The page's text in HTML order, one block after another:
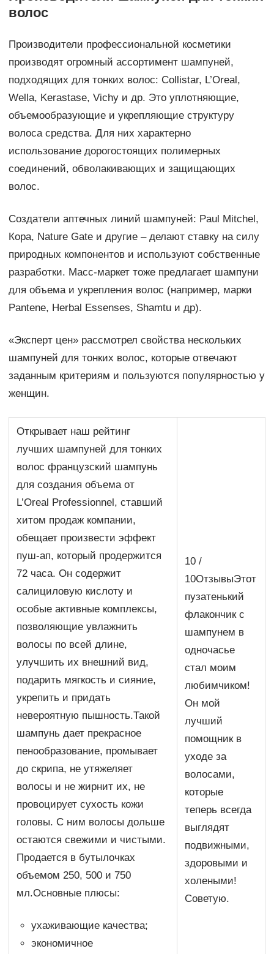
волос
Производители профессиональной косметики
производят огромный ассортимент шампуней,
подходящих для тонких волос: Collistar, L’Oreal,
Wella, Kerastase, Vichy и др. Это уплотняющие,
объемообразующие и укрепляющие структуру
волоса средства. Для них характерно
использование дорогостоящих полимерных
соединений, обволакивающих и защищающих
волос.
Создатели аптечных линий шампуней: Paul Mitchel,
Кора, Nature Gate и другие – делают ставку на силу
природных компонентов и используют собственные
разработки. Масс-маркет тоже предлагает шампуни
для объема и укрепления волос (например, марки
Pantene, Herbal Essenses, Shamtu и др).
«Эксперт цен» рассмотрел свойства нескольких
шампуней для тонких волос, которые отвечают
заданным критериям и пользуются популярностью у
женщин.
Открывает наш рейтинг
лучших шампуней для тонких
волос французский шампунь
для создания объема от
L’Oreal Professionnel, ставший
хитом продаж компании,
обещает произвести эффект
пуш-ап, который продержится
72 часа. Он содержит
салициловую кислоту и
особые активные комплексы,
позволяющие увлажнить
волосы по всей длине,
улучшить их внешний вид,
подарить мягкость и сияние,
укрепить и придать
невероятную пышность.Такой
шампунь дает прекрасное
пенообразование, промывает
до скрипа, не утяжеляет
волосы и не жирнит их, не
провоцирует сухость кожи
головы. С ним волосы дольше
остаются свежими и чистыми.
Продается в бутылочках
объемом 250, 500 и 750
мл.Основные плюсы:
ухаживающие качества;
экономичное
10 /
10ОтзывыЭтот
пузатенький
флакончик с
шампунем в
одночасье
стал моим
любимчиком!
Он мой
лучший
помощник в
уходе за
волосами,
которые
теперь всегда
выглядят
подвижными,
здоровыми и
холеными!
Советую.